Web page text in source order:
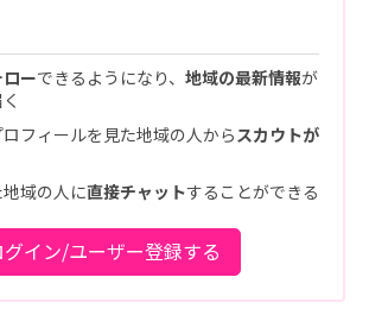
ーできるようになり、 地域の最新情報が
フィールを見た地域の人から スカウトが
域の人に直接チャットすることができる
グイン/ユーザー登録する